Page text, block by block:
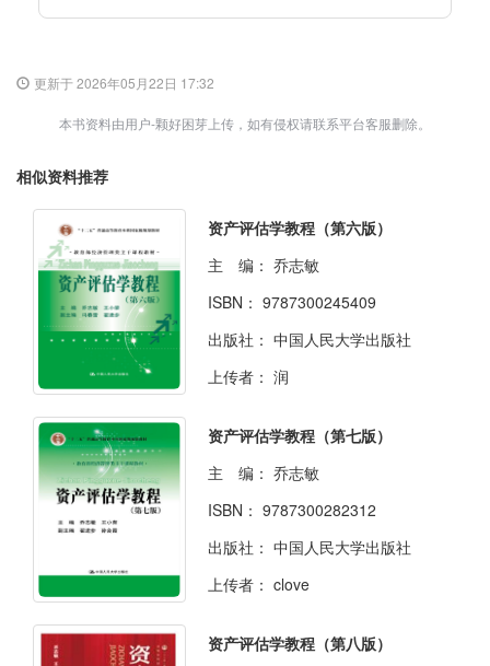
更新于 2026年05月22日 17:32
本书资料由用户-颗好困芽上传，如有侵权请联系平台客服删除。
相似资料推荐
资产评估学教程（第六版）
主 编： 乔志敏
ISBN： 9787300245409
出版社： 中国人民大学出版社
上传者： 润
资产评估学教程（第七版）
主 编： 乔志敏
ISBN： 9787300282312
出版社： 中国人民大学出版社
上传者： clove
资产评估学教程（第八版）